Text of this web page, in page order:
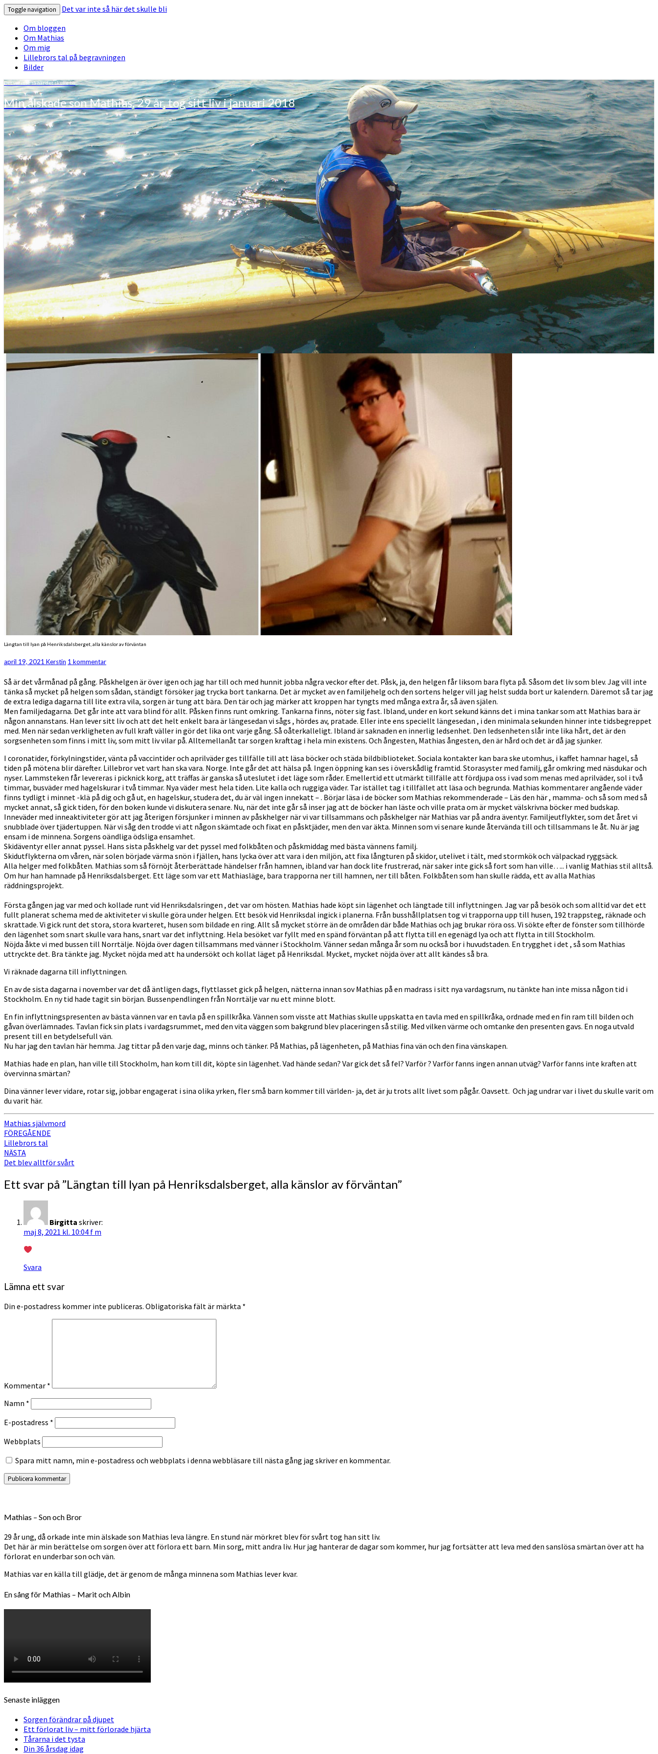
Toggle navigation
Det var inte så här det skulle bli
Om bloggen
Om Mathias
Om mig
Lillebrors tal på begravningen
Bilder
Det var inte så här det skulle bli
Min älskade son Mathias, 29 år, tog sitt liv i januari 2018
Längtan
lyan
Henriksdalsberget,
alla
känslor
av
förväntan
Längtan till lyan på Henriksdalsberget, alla känslor av förväntan
april 19, 2021 Kerstin Kommentarer
1 kommentar
Så är det vårmånad på gång. Påskhelgen är över igen och jag har till och med hunnit jobba några veckor efter det. Påsk, ja, den helgen får liksom bara flyta på. Såsom det liv som blev. Jag vill inte
tänka så mycket på helgen som sådan, ständigt försöker jag trycka bort tankarna. Det är mycket av en familjehelg och den sortens helger vill jag helst sudda bort ur kalendern. Däremot så tar jag
de extra lediga dagarna till lite extra vila, sorgen är tung att bära. Den tär och jag märker att kroppen har tyngts med många extra år, så även själen.
Men familjedagarna. Det går inte att vara blind för allt. Påsken finns runt omkring. Tankarna finns, nöter sig fast. Ibland, under en kort sekund känns det i mina tankar som att Mathias bara är
någon annanstans. Han lever sitt liv och att det helt enkelt bara är längesedan vi sågs , hördes av, pratade. Eller inte ens speciellt längesedan , i den minimala sekunden hinner inte tidsbegreppet
med. Men när sedan verkligheten av full kraft väller in gör det lika ont varje gång. Så oåterkalleligt. Ibland är saknaden en innerlig ledsenhet. Den ledsenheten slår inte lika hårt, det är den
sorgsenheten som finns i mitt liv, som mitt liv vilar på. Alltemellanåt tar sorgen krafttag i hela min existens. Och ångesten, Mathias ångesten, den är hård och det är då jag sjunker.
I coronatider, förkylningstider, vänta på vaccintider och aprilväder ges tillfälle till att läsa böcker och städa bildbiblioteket. Sociala kontakter kan bara ske utomhus, i kaffet hamnar hagel, så
tiden på mötena blir därefter. Lillebror vet vart han ska vara. Norge. Inte går det att hälsa på. Ingen öppning kan ses i överskådlig framtid. Storasyster med familj, går omkring med näsdukar och
nyser. Lammsteken får levereras i picknick korg, att träffas är ganska så uteslutet i det läge som råder. Emellertid ett utmärkt tillfälle att fördjupa oss i vad som menas med aprilväder, sol i två
timmar, busväder med hagelskurar i två timmar. Nya väder mest hela tiden. Lite kalla och ruggiga väder. Tar istället tag i tillfället att läsa och begrunda. Mathias kommentarer angående väder
finns tydligt i minnet -klä på dig och gå ut, en hagelskur, studera det, du är väl ingen innekatt – . Börjar läsa i de böcker som Mathias rekommenderade – Läs den här , mamma- och så som med så
mycket annat, så gick tiden, för den boken kunde vi diskutera senare. Nu, när det inte går så inser jag att de böcker han läste och ville prata om är mycket välskrivna böcker med budskap.
Inneväder med inneaktiviteter gör att jag återigen försjunker i minnen av påskhelger när vi var tillsammans och påskhelger när Mathias var på andra äventyr. Familjeutflykter, som det året vi
snubblade över tjädertuppen. När vi såg den trodde vi att någon skämtade och fixat en påsktjäder, men den var äkta. Minnen som vi senare kunde återvända till och tillsammans le åt. Nu är jag
ensam i de minnena. Sorgens oändliga ödsliga ensamhet.
Skidäventyr eller annat pyssel. Hans sista påskhelg var det pyssel med folkbåten och påskmiddag med bästa vännens familj.
Skidutflykterna om våren, när solen började värma snön i fjällen, hans lycka över att vara i den miljön, att fixa långturen på skidor, utelivet i tält, med stormkök och välpackad ryggsäck.
Alla helger med folkbåten. Mathias som så förnöjt återberättade händelser från hamnen, ibland var han dock lite frustrerad, när saker inte gick så fort som han ville….. i vanlig Mathias stil alltså.
Om hur han hamnade på Henriksdalsberget. Ett läge som var ett Mathiasläge, bara trapporna ner till hamnen, ner till båten. Folkbåten som han skulle rädda, ett av alla Mathias
räddningsprojekt.
Första gången jag var med och kollade runt vid Henriksdalsringen , det var om hösten. Mathias hade köpt sin lägenhet och längtade till inflyttningen. Jag var på besök och som alltid var det ett
fullt planerat schema med de aktiviteter vi skulle göra under helgen. Ett besök vid Henriksdal ingick i planerna. Från busshållplatsen tog vi trapporna upp till husen, 192 trappsteg, räknade och
skrattade. Vi gick runt det stora, stora kvarteret, husen som bildade en ring. Allt så mycket större än de områden där både Mathias och jag brukar röra oss. Vi sökte efter de fönster som tillhörde
den lägenhet som snart skulle vara hans, snart var det inflyttning. Hela besöket var fyllt med en spänd förväntan på att flytta till en egenägd lya och att flytta in till Stockholm.
Nöjda åkte vi med bussen till Norrtälje. Nöjda över dagen tillsammans med vänner i Stockholm. Vänner sedan många år som nu också bor i huvudstaden. En trygghet i det , så som Mathias
uttryckte det. Bra tänkte jag. Mycket nöjda med att ha undersökt och kollat läget på Henriksdal. Mycket, mycket nöjda över att allt kändes så bra.
Vi räknade dagarna till inflyttningen.
En av de sista dagarna i november var det då äntligen dags, flyttlasset gick på helgen, nätterna innan sov Mathias på en madrass i sitt nya vardagsrum, nu tänkte han inte missa någon tid i
Stockholm. En ny tid hade tagit sin början. Bussenpendlingen från Norrtälje var nu ett minne blott.
En fin inflyttningspresenten av bästa vännen var en tavla på en spillkråka. Vännen som visste att Mathias skulle uppskatta en tavla med en spillkråka, ordnade med en fin ram till bilden och
gåvan överlämnades. Tavlan fick sin plats i vardagsrummet, med den vita väggen som bakgrund blev placeringen så stilig. Med vilken värme och omtanke den presenten gavs. En noga utvald
present till en betydelsefull vän.
Nu har jag den tavlan här hemma. Jag tittar på den varje dag, minns och tänker. På Mathias, på lägenheten, på Mathias fina vän och den fina vänskapen.
Mathias hade en plan, han ville till Stockholm, han kom till dit, köpte sin lägenhet. Vad hände sedan? Var gick det så fel? Varför ? Varför fanns ingen annan utväg? Varför fanns inte kraften att
övervinna smärtan?
Dina vänner lever vidare, rotar sig, jobbar engagerat i sina olika yrken, fler små barn kommer till världen- ja, det är ju trots allt livet som pågår. Oavsett. Och jag undrar var i livet du skulle varit om
du varit här.
Mathias självmord
Inläggsnavigering
FÖREGÅENDE
Lillebrors tal
NÄSTA
Det blev alltför svårt
Ett svar på ”Längtan till lyan på Henriksdalsberget, alla känslor av förväntan”
Birgitta skriver:
maj 8, 2021 kl. 10:04 f m
Svara
Lämna ett svar
Din e-postadress kommer inte publiceras. Obligatoriska fält är märkta *
Kommentar *
Namn *
E-postadress *
Webbplats
Spara mitt namn, min e-postadress och webbplats i denna webbläsare till nästa gång jag skriver en kommentar.
Mathias – Son och Bror
29 år ung, då orkade inte min älskade son Mathias leva längre. En stund när mörkret blev för svårt tog han sitt liv.
Det här är min berättelse om sorgen över att förlora ett barn. Min sorg, mitt andra liv. Hur jag hanterar de dagar som kommer, hur jag fortsätter att leva med den sanslösa smärtan över att ha
förlorat en underbar son och vän.
Mathias var en källa till glädje, det är genom de många minnena som Mathias lever kvar.
En sång för Mathias – Marit och Albin
Senaste inläggen
Sorgen förändrar på djupet
Ett förlorat liv – mitt förlorade hjärta
Tårarna i det tysta
Din 36 årsdag idag